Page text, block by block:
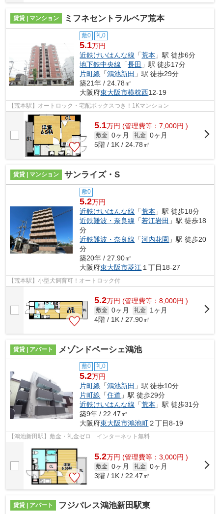
賃貸 | マンション ミフネセントラルベア荒本
敷0 礼0
5.1万円
近鉄けいはんな線 「荒本 」駅 徒歩6分
地下鉄中央線 「長田 」駅 徒歩17分
片町線 「鴻池新田 」駅 徒歩29分
築21年 / 24.78㎡
大阪府東大阪市横枕西12-19
【荒本駅】オートロック・宅配ボックスつき！1Kマンション
5.1万円 (管理費等：7,000円 )
敷金 0ヶ月 礼金 0ヶ月
5階 / 1K / 24.78㎡
賃貸 | マンション サンライズ・S
敷0
5.2万円
近鉄けいはんな線 「荒本 」駅 徒歩18分
近鉄難波・奈良線 「若江岩田 」駅 徒歩18
分
近鉄難波・奈良線 「河内花園 」駅 徒歩20
分
築20年 / 27.90㎡
大阪府東大阪市菱江 １丁目18-27
【荒本駅】小型犬飼育可！オートロック付
5.2万円 (管理費等：8,000円 )
敷金 0ヶ月 礼金
1ヶ月
4階 / 1K / 27.90㎡
賃貸 | アパート メゾンドペーシェ鴻池
敷0 礼0
5.2万円
片町線 「鴻池新田 」駅 徒歩10分
片町線 「住道 」駅 徒歩29分
近鉄けいはんな線 「荒本 」駅 徒歩31分
築9年 / 22.47㎡
大阪府東大阪市鴻池町２丁目8-19
【鴻池新田駅】敷金・礼金ゼロ インターネット無料
5.2万円 (管理費等：3,000円 )
敷金 0ヶ月 礼金 0ヶ月
3階 / 1K / 22.47㎡
賃貸 | アパート フジパレス鴻池新田駅東